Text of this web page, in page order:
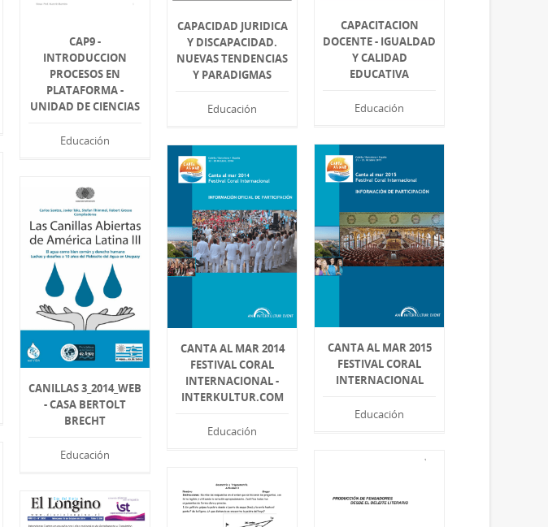
CAPACITACION
DOCENTE - IGUALDAD
Y CALIDAD
EDUCATIVA
Educación
CAPACIDAD JURIDICA
Y DISCAPACIDAD.
NUEVAS TENDENCIAS
Y PARADIGMAS
Educación
CAP9 -
INTRODUCCION
PROCESOS EN
PLATAFORMA -
UNIDAD DE CIENCIAS
Educación
CANTA AL MAR 2015
FESTIVAL CORAL
INTERNACIONAL
Educación
CANTA AL MAR 2014
FESTIVAL CORAL
INTERNACIONAL -
INTERKULTUR.COM
Educación
CANILLAS 3_2014_WEB
- CASA BERTOLT
BRECHT
Educación